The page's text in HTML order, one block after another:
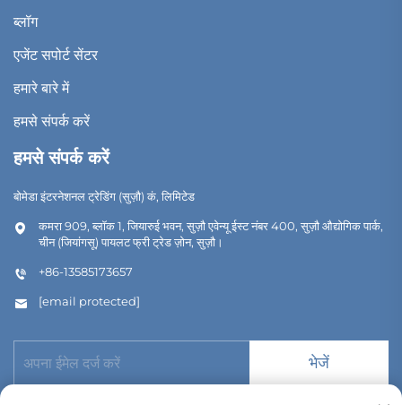
ब्लॉग
एजेंट सपोर्ट सेंटर
हमारे बारे में
हमसे संपर्क करें
हमसे संपर्क करें
बोमेडा इंटरनेशनल ट्रेडिंग (सुज़ौ) कं, लिमिटेड
कमरा 909, ब्लॉक 1, जियारुई भवन, सुज़ौ एवेन्यू ईस्ट नंबर 400, सुज़ौ औद्योगिक पार्क,
चीन (जियांगसू) पायलट फ्री ट्रेड ज़ोन, सुज़ौ।
+86-13585173657
[email protected]
भेजें